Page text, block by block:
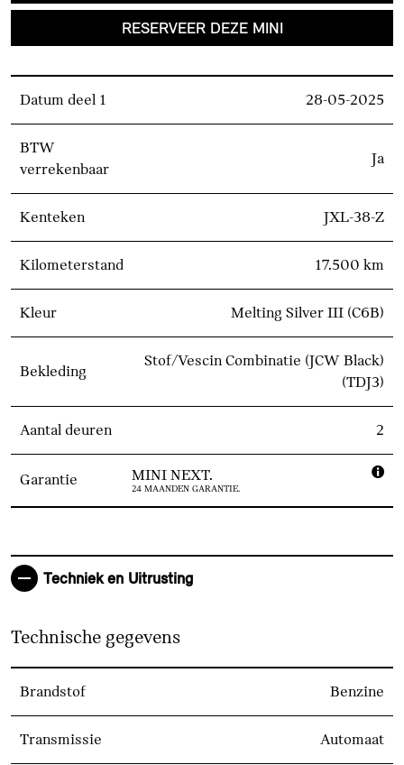
RESERVEER DEZE MINI
Datum deel 1 28-05-2025
BTW
verrekenbaar
Ja
Kenteken JXL-38-Z
Kilometerstand 17.500 km
Kleur Melting Silver III (C6B)
Bekleding
Stof/Vescin Combinatie (JCW Black)
(TDJ3)
Aantal deuren 2
Garantie MINI NEXT.
24 MAANDEN GARANTIE.
Techniek en Uitrusting
Technische gegevens
Brandstof Benzine
Transmissie Automaat